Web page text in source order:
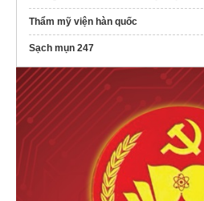
Thẩm mỹ viện hàn quốc
Sạch mụn 247